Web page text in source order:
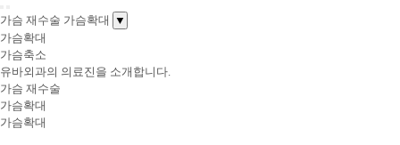
가슴 재수술 가슴확대 ▼
가슴확대
가슴축소
유바외과의 의료진을 소개합니다.
가슴 재수술
가슴확대
가슴확대